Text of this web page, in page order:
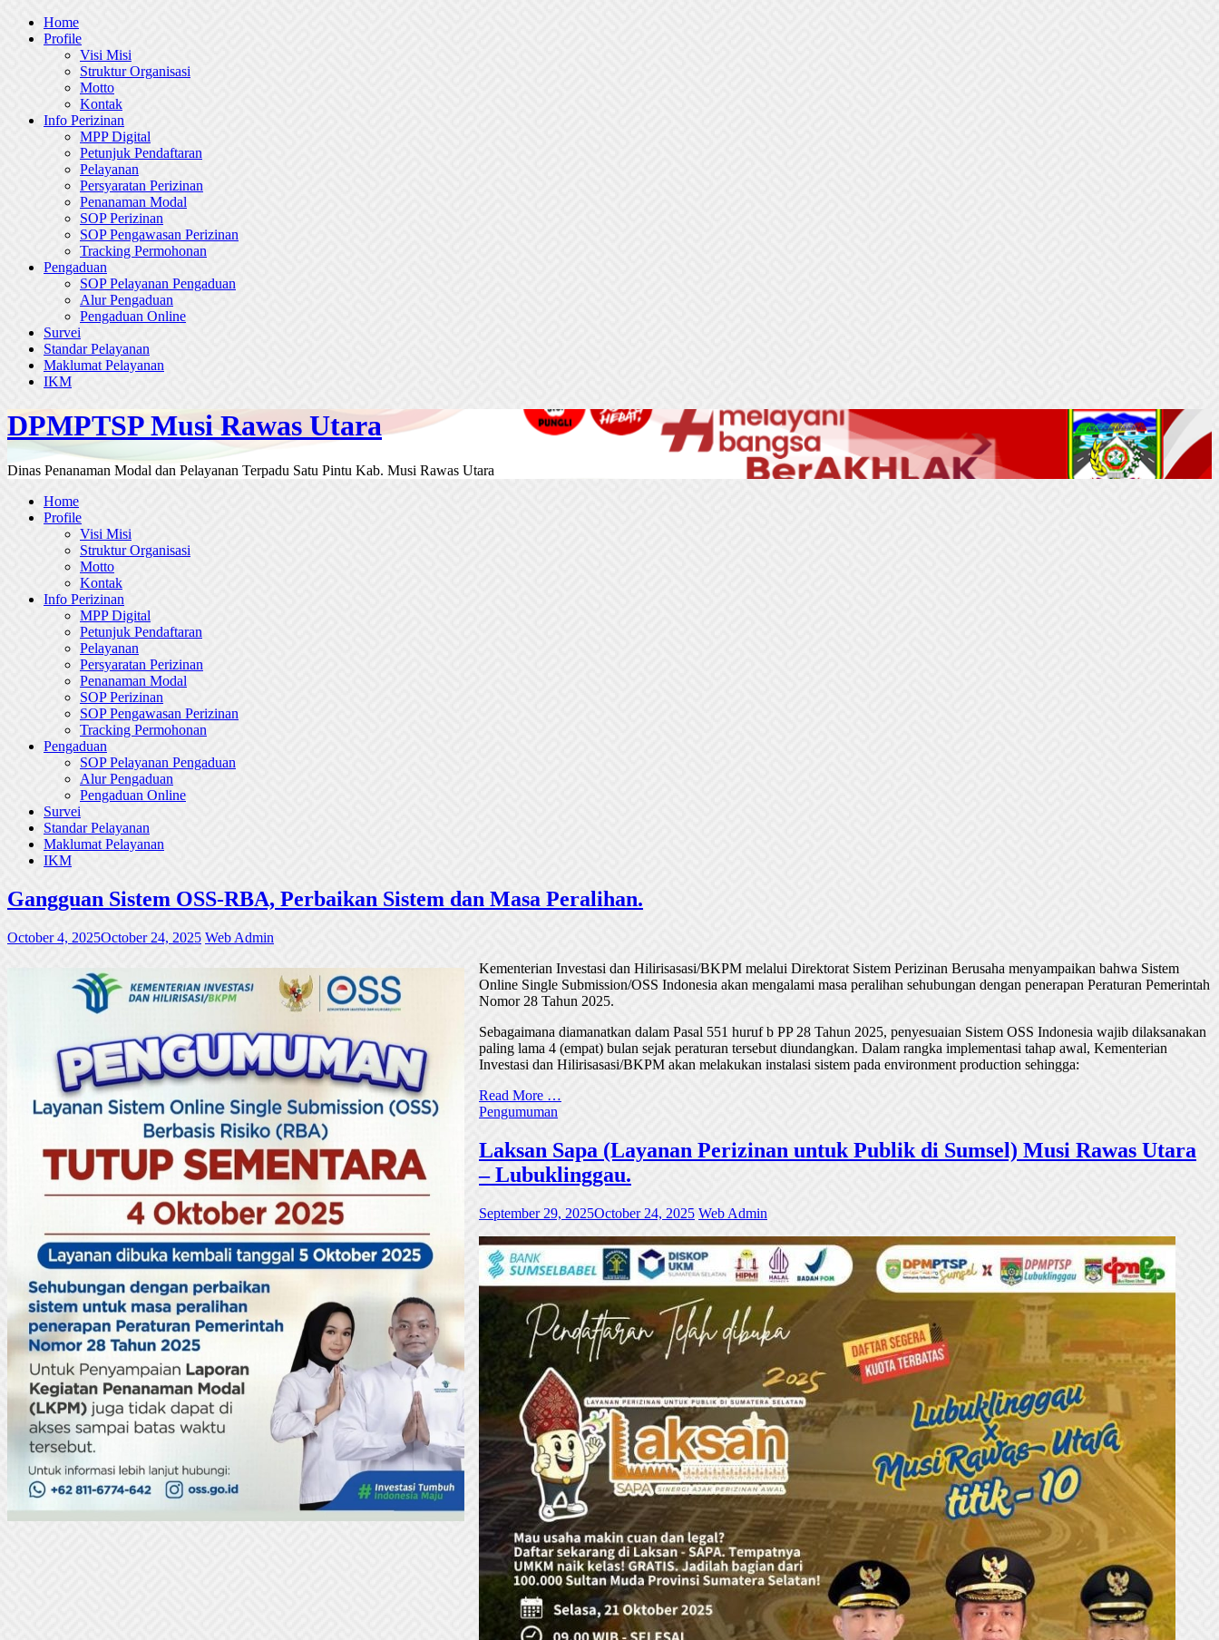
Skip
Home
Profile
Visi Misi
Struktur Organisasi
Motto
Kontak
Info Perizinan
MPP Digital
Petunjuk Pendaftaran
Pelayanan
Persyaratan Perizinan
Penanaman Modal
SOP Perizinan
SOP Pengawasan Perizinan
Tracking Permohonan
Pengaduan
SOP Pelayanan Pengaduan
Alur Pengaduan
Pengaduan Online
Survei
Standar Pelayanan
Maklumat Pelayanan
IKM
DPMPTSP Musi Rawas Utara
Dinas Penanaman Modal dan Pelayanan Terpadu Satu Pintu Kab. Musi Rawas Utara
Home
Profile
Visi Misi
Struktur Organisasi
Motto
Kontak
Info Perizinan
MPP Digital
Petunjuk Pendaftaran
Pelayanan
Persyaratan Perizinan
Penanaman Modal
SOP Perizinan
SOP Pengawasan Perizinan
Tracking Permohonan
Pengaduan
SOP Pelayanan Pengaduan
Alur Pengaduan
Pengaduan Online
Survei
Standar Pelayanan
Maklumat Pelayanan
IKM
Gangguan Sistem OSS-RBA, Perbaikan Sistem dan Masa Peralihan.
October 4, 2025October 24, 2025 Web Admin
Kementerian Investasi dan Hilirisasasi/BKPM melalui Direktorat Sistem Perizinan Berusaha menyampaikan bahwa Sistem
Online Single Submission/OSS Indonesia akan mengalami masa peralihan sehubungan dengan penerapan Peraturan Pemerintah
Nomor 28 Tahun 2025.
Sebagaimana diamanatkan dalam Pasal 551 huruf b PP 28 Tahun 2025, penyesuaian Sistem OSS Indonesia wajib dilaksanakan
paling lama 4 (empat) bulan sejak peraturan tersebut diundangkan. Dalam rangka implementasi tahap awal, Kementerian
Investasi dan Hilirisasasi/BKPM akan melakukan instalasi sistem pada environment production sehingga:
Read More …
Pengumuman
Laksan Sapa (Layanan Perizinan untuk Publik di Sumsel) Musi Rawas Utara
– Lubuklinggau.
September 29, 2025October 24, 2025 Web Admin